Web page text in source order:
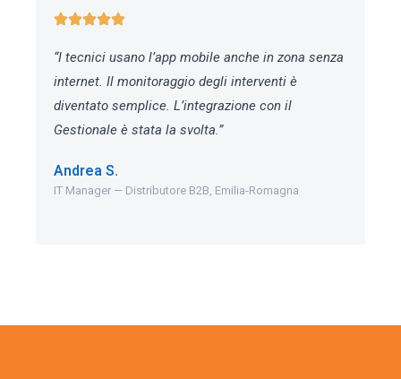
“I tecnici usano l’app mobile anche in zona senza
internet. Il monitoraggio degli interventi è
diventato semplice. L’integrazione con il
Gestionale è stata la svolta.”
Andrea S.
IT Manager — Distributore B2B, Emilia-Romagna